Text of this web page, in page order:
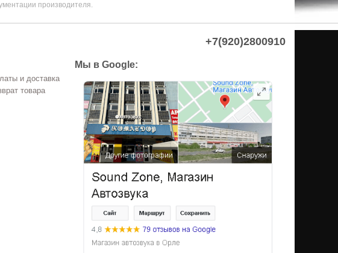
производителя.
+7(920)2800910
и доставка
товара
Мы в Google: